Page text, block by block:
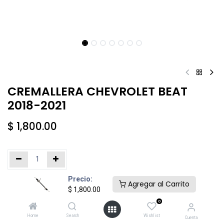
Precio:
$ 1,800.00
Agregar al Carrito
Home Search
0
Wishlist Cuenta
CREMALLERA CHEVROLET BEAT
2018-2021
$ 1,800.00
Añadir al carrito Comprar ahora
Agregar a la lista de deseos